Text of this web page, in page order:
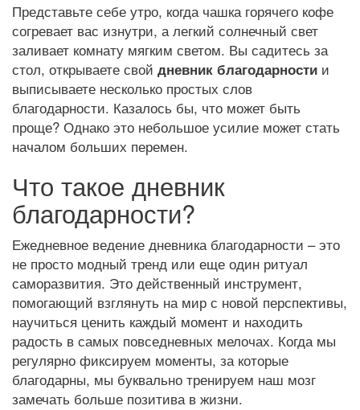
Представьте себе утро, когда чашка горячего кофе
согревает вас изнутри, а легкий солнечный свет
заливает комнату мягким светом. Вы садитесь за
стол, открываете свой дневник благодарности и
выписываете несколько простых слов
благодарности. Казалось бы, что может быть
проще? Однако это небольшое усилие может стать
началом больших перемен.
Что такое дневник
благодарности?
Ежедневное ведение дневника благодарности – это
не просто модный тренд или еще один ритуал
саморазвития. Это действенный инструмент,
помогающий взглянуть на мир с новой перспективы,
научиться ценить каждый момент и находить
радость в самых повседневных мелочах. Когда мы
регулярно фиксируем моменты, за которые
благодарны, мы буквально тренируем наш мозг
замечать больше позитива в жизни.